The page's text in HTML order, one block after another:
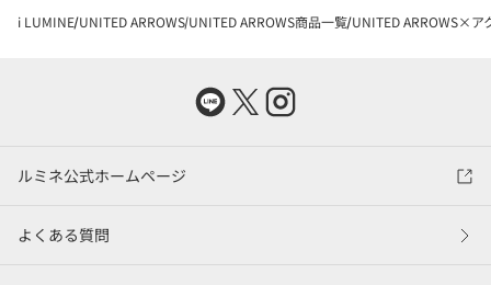
i LUMINE UNITED ARROWS UNITED ARROWS商品一覧 UNITED ARROWS×ア
ルミネ公式ホームページ
よくある質問